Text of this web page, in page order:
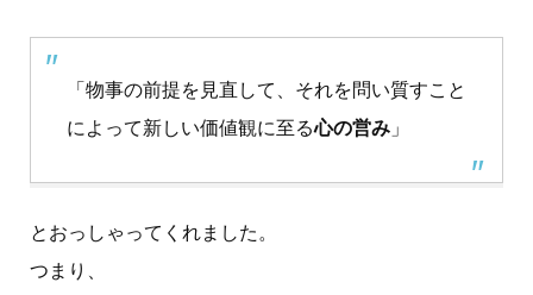
「物事の前提を見直して、それを問い質すこと
によって新しい価値観に至る心の営み」
とおっしゃってくれました。
つまり、